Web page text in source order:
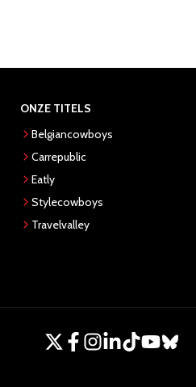
ONZE TITELS
Belgiancowboys
Carrepublic
Eatly
Stylecowboys
Travelvalley